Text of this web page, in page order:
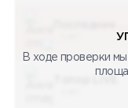
В ходе проверки мы